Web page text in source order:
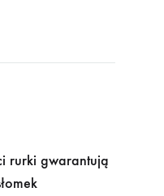
rurki gwarantują